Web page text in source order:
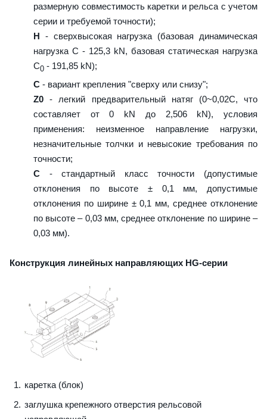
размерную совместимость каретки и рельса с учетом
серии и требуемой точности);
H - сверхвысокая нагрузка (базовая динамическая
нагрузка C - 125,3 kN, базовая статическая нагрузка
С0 - 191,85 kN);
C - вариант крепления "сверху или снизу";
Z0 - легкий предварительный натяг (0~0,02C, что
составляет от 0 kN до 2,506 kN), условия
применения: неизменное направление нагрузки,
незначительные толчки и невысокие требования по
точности;
C - стандартный класс точности (допустимые
отклонения по высоте ± 0,1 мм, допустимые
отклонения по ширине ± 0,1 мм, среднее отклонение
по высоте – 0,03 мм, среднее отклонение по ширине –
0,03 мм).
Конструкция линейных направляющих HG-серии
каретка (блок)
заглушка крепежного отверстия рельсовой